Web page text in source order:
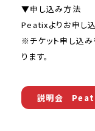
▼申し込み方法
Peatixよりお申し
※チケット申し込
ります。
説明会